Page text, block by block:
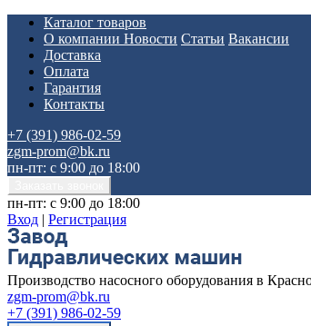
Каталог товаров
О компании Новости Статьи Вакансии
Доставка
Оплата
Гарантия
Контакты
+7 (391) 986-02-59
zgm-prom@bk.ru
пн-пт: с 9:00 до 18:00
пн-пт: с 9:00 до 18:00
Вход | Регистрация
Производство насосного оборудования в
zgm-prom@bk.ru
+7 (391) 986-02-59